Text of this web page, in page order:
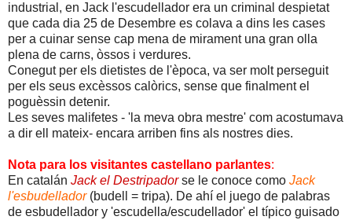
industrial, en Jack l'escudellador era un criminal despietat
que cada dia 25 de Desembre es colava a dins les cases
per a cuinar sense cap mena de mirament una gran olla
plena de carns, òssos i verdures.
Conegut per els dietistes de l'època, va ser molt perseguit
per els seus excèssos calòrics, sense que finalment el
poguèssin detenir.
Les seves malifetes - 'la meva obra mestre' com acostumava
a dir ell mateix- encara arriben fins als nostres dies.
Nota para los visitantes castellano parlantes:
En catalán Jack el Destripadorse le conoce como Jack
l'esbudellador(budell = tripa). De ahí el juego de palabras
de esbudellador y 'escudella/escudellador' el típico guisado